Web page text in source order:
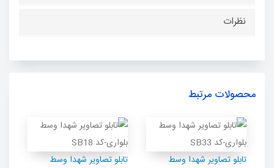
نظرات
محصولات مرتبط
تابلو تصاویر شهدا وسط
تابلو تصاویر شهدا وسط